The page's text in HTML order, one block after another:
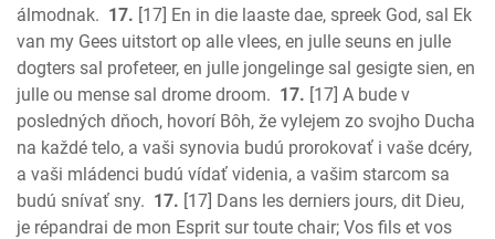
álmodnak. 17. [17] En in die laaste dae, spreek God, sal Ek
van my Gees uitstort op alle vlees, en julle seuns en julle
dogters sal profeteer, en julle jongelinge sal gesigte sien, en
julle ou mense sal drome droom. 17. [17] A bude v
posledných dňoch, hovorí Bôh, že vylejem zo svojho Ducha
na každé telo, a vaši synovia budú prorokovať i vaše dcéry,
a vaši mládenci budú vídať videnia, a vašim starcom sa
budú snívať sny. 17. [17] Dans les derniers jours, dit Dieu,
je répandrai de mon Esprit sur toute chair; Vos fils et vos